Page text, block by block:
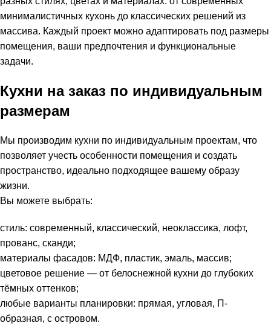
минималистичных кухонь до классических решений из
массива. Каждый проект можно адаптировать под размеры
помещения, ваши предпочтения и функциональные
задачи.
Кухни на заказ по индивидуальным
размерам
Мы производим кухни по индивидуальным проектам, что
позволяет учесть особенности помещения и создать
пространство, идеально подходящее вашему образу
жизни.
Вы можете выбрать:
стиль: современный, классический, неоклассика, лофт,
прованс, сканди;
материалы фасадов: МДФ, пластик, эмаль, массив;
цветовое решение — от белоснежной кухни до глубоких
тёмных оттенков;
любые варианты планировки: прямая, угловая, П-
образная, с островом.